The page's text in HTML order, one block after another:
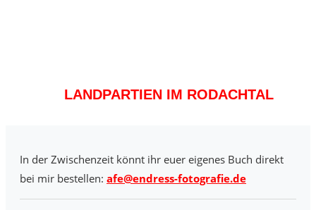
LANDPARTIEN IM RODACHTAL
In der Zwischenzeit könnt ihr euer eigenes Buch direkt
bei mir bestellen: afe@endress-fotografie.de